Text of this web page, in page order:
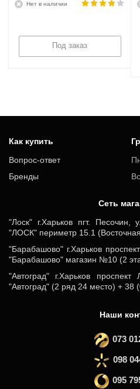
Нет в наличии
Под заказ
Как купить
Вопрос-ответ
Бренды
Cеть
"Лоск" г.Харьков пгт. Песочин,
"ЛОСК" периметр 15.1
"Барабашово" г.Харьков
"Барабашово" магазин №10 (2
"Автоград" г.Харьков
"Автоград" (2 ряд 24 место) + 38
Наши
073
098
095